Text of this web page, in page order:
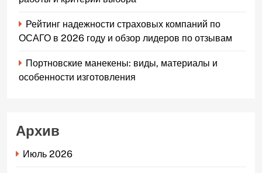
Рейтинг надежности страховых компаний по
ОСАГО в 2026 году и обзор лидеров по отзывам
Портновские манекены: виды, материалы и
особенности изготовления
Архив
Июль 2026